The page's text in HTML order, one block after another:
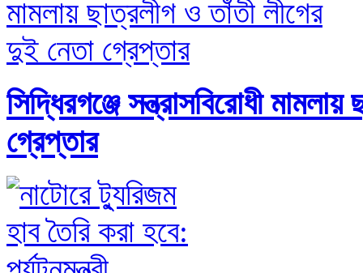
সিদ্ধিরগঞ্জে সন্ত্রাসবিরোধী
গ্রেপ্তার